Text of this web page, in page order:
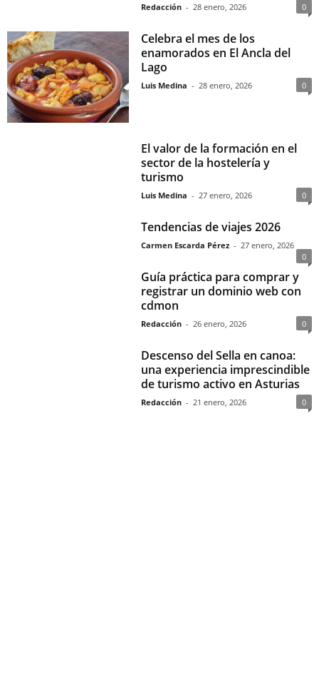
Redacción - 28 enero, 2026 0
Celebra el mes de los
enamorados en El Ancla del
Lago
Luis Medina - 28 enero, 2026 0
El valor de la formación en el
sector de la hostelería y
turismo
Luis Medina - 27 enero, 2026 0
Tendencias de viajes 2026
Carmen Escarda Pérez - 27 enero, 2026
0
Guía práctica para comprar y
registrar un dominio web con
cdmon
Redacción - 26 enero, 2026 0
Descenso del Sella en canoa:
una experiencia imprescindible
de turismo activo en Asturias
Redacción - 21 enero, 2026 0